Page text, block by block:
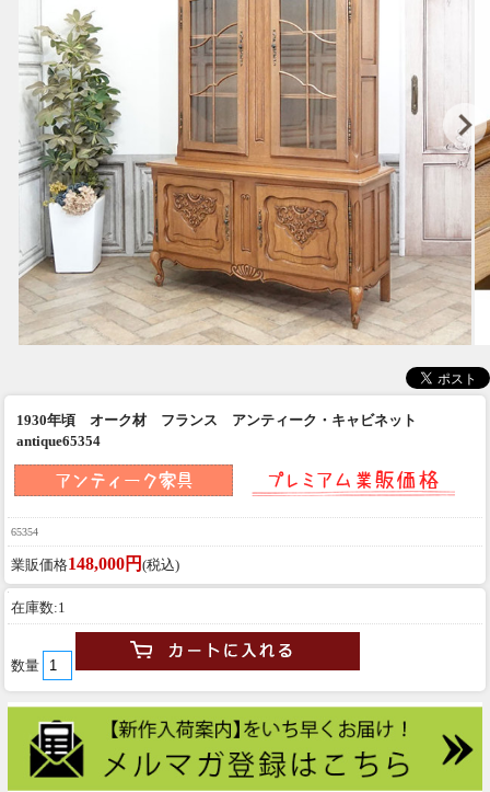
1930年頃 オーク材 フランス アンティーク・キャビネット
antique65354
65354
業販価格148,000円 (税込)
在庫数:1
数量